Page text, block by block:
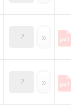
? »
? »